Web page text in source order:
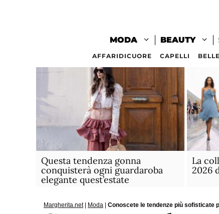
MODA BEAUTY
AFFARIDICUORE CAPELLI
Questa tendenza gonna
conquisterà ogni guardaroba
elegante quest’estate
La
2026
Margherita.net| Moda | Conoscete le tendenze più sofisticate